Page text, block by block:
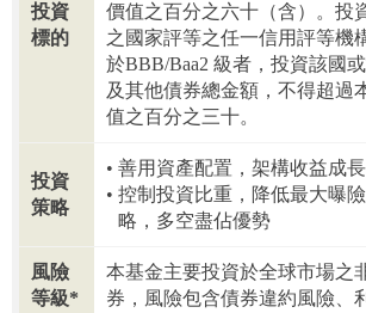
投資
標的
價值之百分之六十（含）。投
之國家評等之任一信用評等機
於BBB/Baa2 級者，投資該國
及其他債券總金額，不得超過
值之百分之三十。
投資
策略
善用資產配置，架構收益成長
控制投資比重，降低最大曝
略，多空盡佔優勢
風險
等級*
本基金主要投資於全球市場之
券，風險包含債券違約風險、